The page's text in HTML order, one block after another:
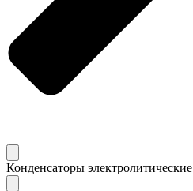
Конденсаторы электролитические